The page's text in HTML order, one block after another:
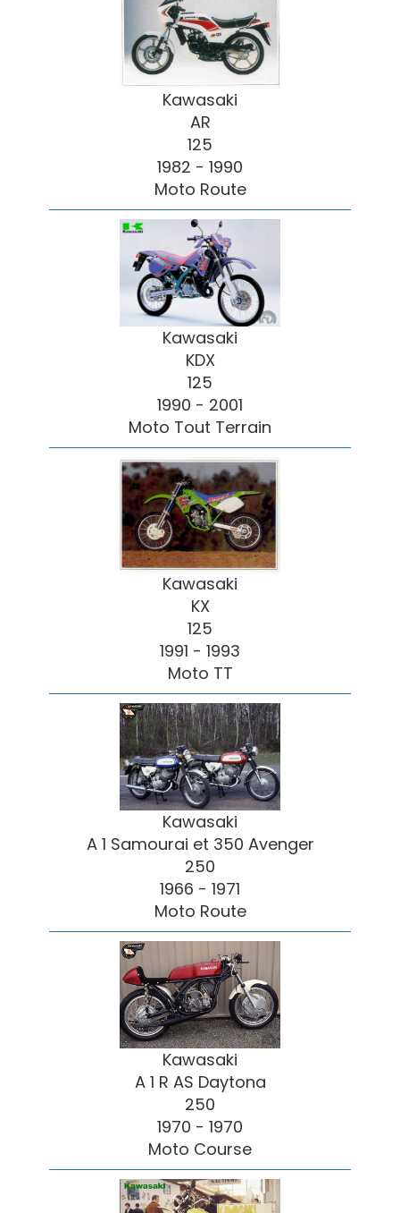
Kawasaki
AR
125
1982 - 1990
Moto Route
Kawasaki
KDX
125
1990 - 2001
Moto Tout Terrain
Kawasaki
KX
125
1991 - 1993
Moto TT
Kawasaki
A 1 Samourai et 350 Avenger
250
1966 - 1971
Moto Route
Kawasaki
A 1 R AS Daytona
250
1970 - 1970
Moto Course